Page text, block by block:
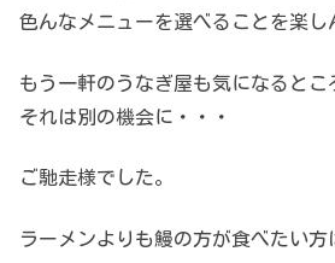
色んなメニューを選べることを楽し
もう一軒のうなぎ屋も気になるとこ
それは別の機会に・・・
ご馳走様でした。
ラーメンよりも鰻の方が食べたい方